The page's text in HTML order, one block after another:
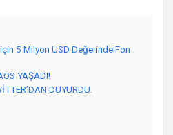
için 5 Milyon USD Değerinde Fon
YAŞADI!
DUYURDU.